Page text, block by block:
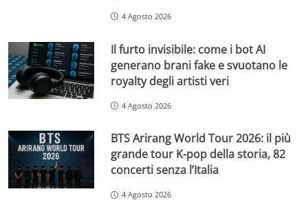
4 Agosto 2026
Il furto invisibile: come i bot AI
generano brani fake e svuotano le
royalty degli artisti veri
4 Agosto 2026
BTS Arirang World Tour 2026: il più
grande tour K-pop della storia, 82
concerti senza l’Italia
4 Agosto 2026